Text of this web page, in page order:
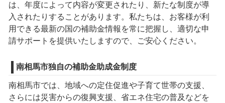
は、年度によって内容が変更されたり、新たな制度が導
入されたりすることがあります。私たちは、お客様が利
用できる最新の国の補助金情報を常に把握し、適切な申
請サポートを提供いたしますので、ご安心ください。
南相馬市独自の補助金助成金制度
南相馬市では、地域への定住促進や子育て世帯の支援、
さらには災害からの復興支援、省エネ住宅の普及などを